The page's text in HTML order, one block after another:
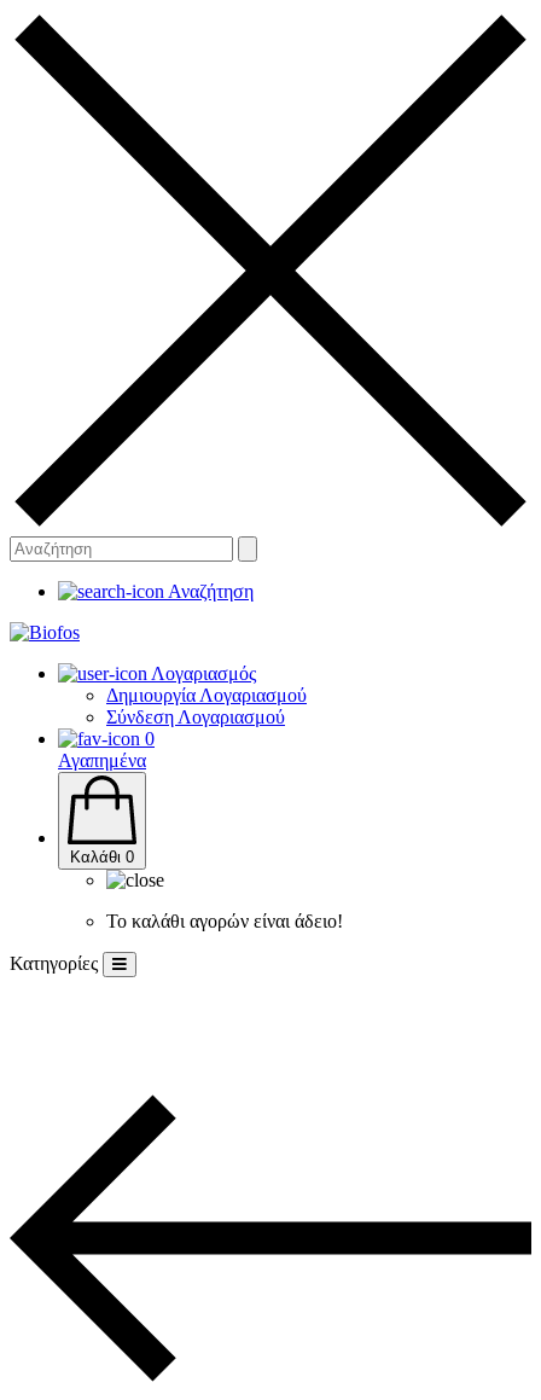
Αναζήτηση
Λογαριασμός
Δημιουργία Λογαριασμού
Σύνδεση Λογαριασμού
0
Αγαπημένα
Καλάθι 0
Το καλάθι αγορών είναι άδειο!
Κατηγορίες